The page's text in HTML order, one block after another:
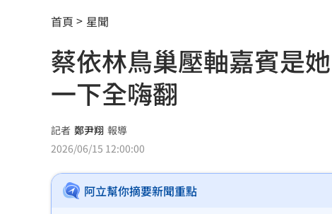
謝金燕凌晨淚憶豬哥亮！一句話藏深情告白
遭謝金河轟「顛倒黑白」 蔣萬安回應了
撞臉大咖韓星！《陽光》導演簽下台大正妹
台大3碩1博疑學歷造假 姜厚任女友發聲了
發新冠藥拉票！郭再添陸妻二審下場慘
父親節提政見禮包 蘇巧慧：要做最強後盾
首頁 星聞
蔡依林鳥巢壓軸嘉賓是
一下全嗨翻
記者 鄭尹翔 報導
2026/06/15 12:00:00
阿立幫你摘要新聞重點